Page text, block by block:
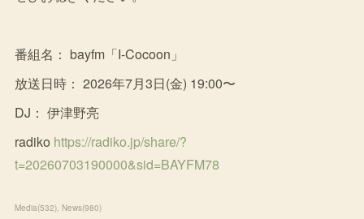
番組名： bayfm「I-Cocoon」
放送日時： 2026年7月3日(金) 19:00〜
DJ： 伊津野亮
radiko https://radiko.jp/share/?
t=20260703190000&sid=BAYFM78
Media(532) News(980)